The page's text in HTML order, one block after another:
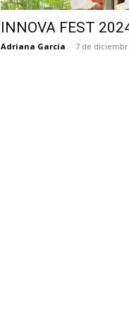
INNOVA FEST
Adriana Garcia - 7 de